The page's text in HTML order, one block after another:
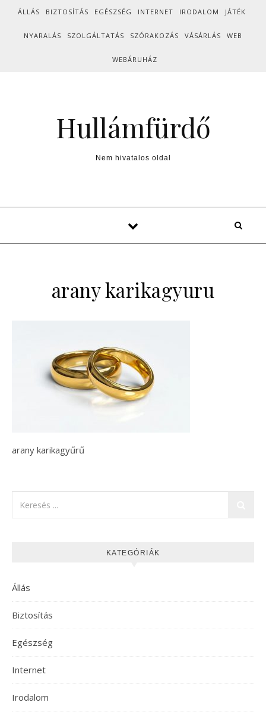
Skip to content
ÁLLÁS BIZTOSÍTÁS EGÉSZSÉG INTERNET IRODALOM JÁTÉK
NYARALÁS SZOLGÁLTATÁS SZÓRAKOZÁS VÁSÁRLÁS WEB
WEBÁRUHÁZ
Hullámfürdő
Nem hivatalos oldal
arany karikagyuru
arany karikagyűrű
KATEGÓRIÁK
Állás
Biztosítás
Egészség
Internet
Irodalom